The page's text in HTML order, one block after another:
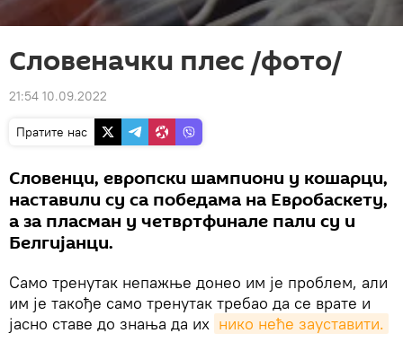
Словеначки плес /фото/
21:54 10.09.2022
Пратите нас
Словенци, европски шампиони у кошарци,
наставили су са победама на Евробаскету,
а за пласман у четвртфинале пали су и
Белгијанци.
Само тренутак непажње донео им је проблем, али
им је такође само тренутак требао да се врате и
јасно ставе до знања да их нико неће зауставити.